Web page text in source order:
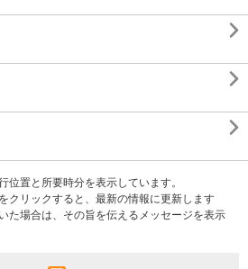



位置と所要時分を表示しています。
クリックすると、最新の情報に更新します
た場合は、その旨を伝えるメッセージを表示